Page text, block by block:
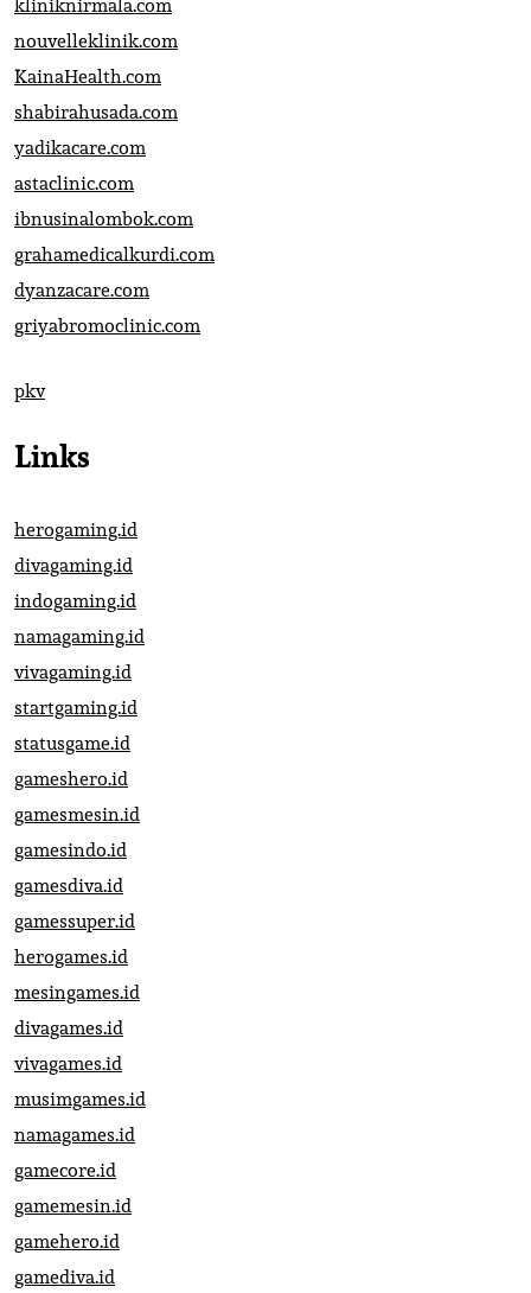
nouvelleklinik.com
KainaHealth.com
shabirahusada.com
yadikacare.com
astaclinic.com
ibnusinalombok.com
grahamedicalkurdi.com
dyanzacare.com
griyabromoclinic.com
pkv
Links
herogaming.id
divagaming.id
indogaming.id
namagaming.id
vivagaming.id
startgaming.id
statusgame.id
gameshero.id
gamesmesin.id
gamesindo.id
gamesdiva.id
gamessuper.id
herogames.id
mesingames.id
divagames.id
vivagames.id
musimgames.id
namagames.id
gamecore.id
gamemesin.id
gamehero.id
gamediva.id